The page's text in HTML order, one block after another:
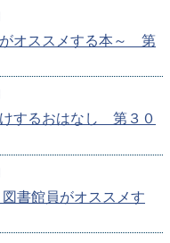
がオススメする本～ 第
けするおはなし 第３０
書館員がオススメす